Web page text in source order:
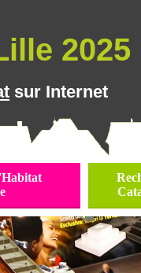
2025
sur Internet